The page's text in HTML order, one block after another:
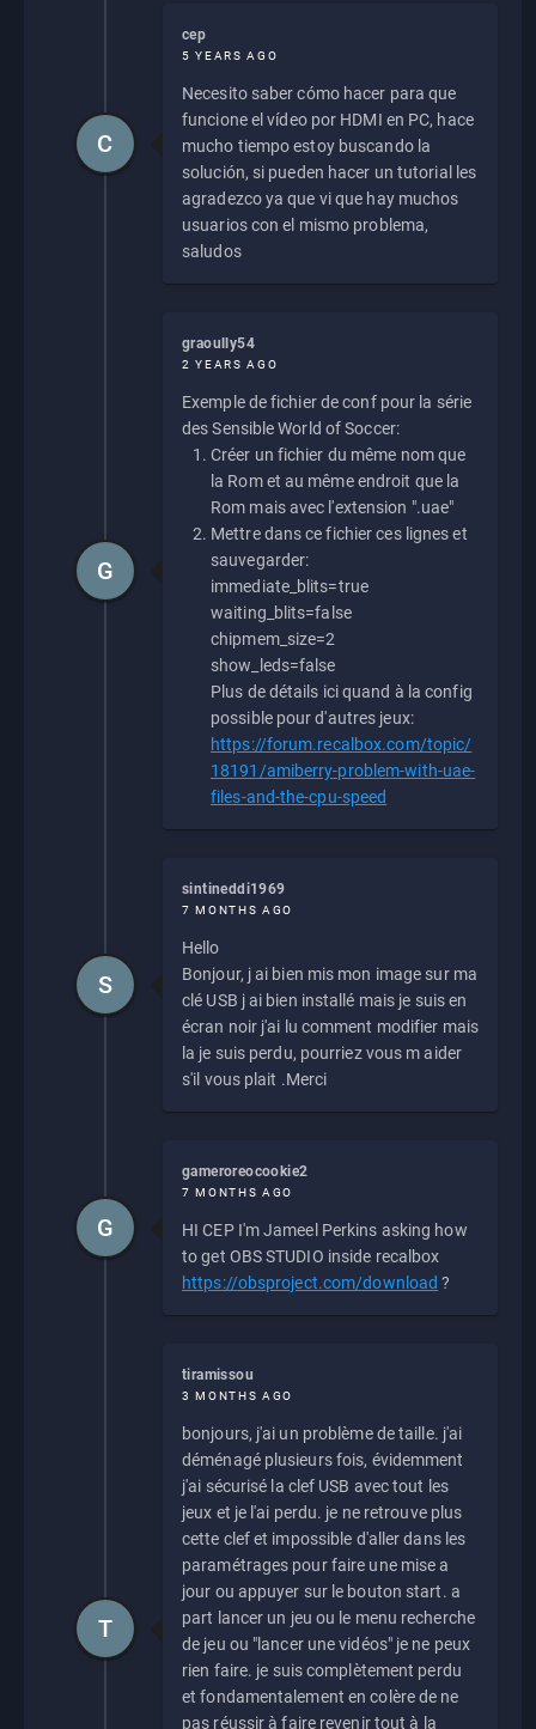
cep
5 YEARS AGO
Necesito saber cómo hacer para que
funcione el vídeo por HDMI en PC, hace
mucho tiempo estoy buscando la
solución, si pueden hacer un tutorial les
agradezco ya que vi que hay muchos
usuarios con el mismo problema,
saludos
C
graoully54
2 YEARS AGO
Exemple de fichier de conf pour la série
des Sensible World of Soccer:
Créer un fichier du même nom que
la Rom et au même endroit que la
Rom mais avec l'extension ".uae"
Mettre dans ce fichier ces lignes et
sauvegarder:
immediate_blits=true
waiting_blits=false
chipmem_size=2
show_leds=false
Plus de détails ici quand à la config
possible pour d'autres jeux:
https://forum.recalbox.com/topic/
18191/amiberry-problem-with-uae-
files-and-the-cpu-speed
G
sintineddi1969
7 MONTHS AGO
Hello
Bonjour, j ai bien mis mon image sur ma
clé USB j ai bien installé mais je suis en
écran noir j'ai lu comment modifier mais
la je suis perdu, pourriez vous m aider
s'il vous plait .Merci
S
gameroreocookie2
7 MONTHS AGO
HI CEP I'm Jameel Perkins asking how
to get OBS STUDIO inside recalbox
https://obsproject.com/download ?
G
tiramissou
3 MONTHS AGO
bonjours, j'ai un problème de taille. j'ai
déménagé plusieurs fois, évidemment
j'ai sécurisé la clef USB avec tout les
jeux et je l'ai perdu. je ne retrouve plus
cette clef et impossible d'aller dans les
paramétrages pour faire une mise a
jour ou appuyer sur le bouton start. a
part lancer un jeu ou le menu recherche
de jeu ou "lancer une vidéos" je ne peux
rien faire. je suis complètement perdu
et fondamentalement en colère de ne
pas réussir à faire revenir tout à la
T